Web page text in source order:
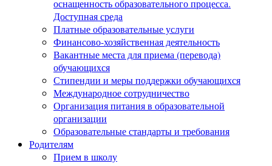
оснащенность образовательного процесса.
Доступная среда
Платные образовательные услуги
Финансово-хозяйственная деятельность
Вакантные места для приема (перевода)
обучающихся
Стипендии и меры поддержки обучающихся
Международное сотрудничество
Организация питания в образовательной
организации
Образовательные стандарты и требования
Родителям
Прием в школу